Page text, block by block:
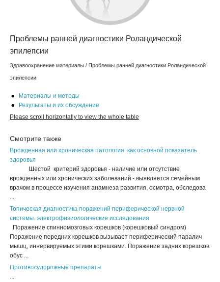
Проблемы ранней диагностики Роландической
эпилепсии
Здравоохранение материалы / Проблемы ранней диагностики Роландической
эпилепсии
Материалы и методы
Результаты и их обсуждение
Смотрите также
Врожденная или хроническая патология как основной показатель
здоровья
Шестой критерий здоровья - наличие или отсутствие
врожденных или хронических заболеваний - выявляется семейным
врачом в процессе изучения анамнеза развития, осмотра, обследова
...
Топическая диагностика поражений периферической нервной
системы. электрофизиологические исследования
Поражение спинномозговых корешков (корешковый синдром)
Поражение передних корешков вызывает периферический паралич
мышц, иннервируемых этими корешками. Поражение задних корешков
обус ...
Противосудорожные препараты
...